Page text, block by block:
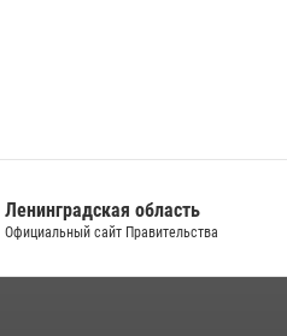
Ленинградская область
Официальный сайт Правительства